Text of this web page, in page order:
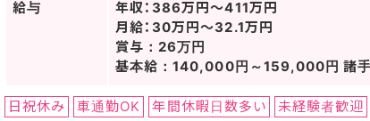
給与
年収：386万円～411万円
月給：30万円～32.1万円
賞与：26万円
基本給：140,000円～159,000円 諸
日祝休み 車通勤OK 年間休暇日数多い 未経験者歓迎